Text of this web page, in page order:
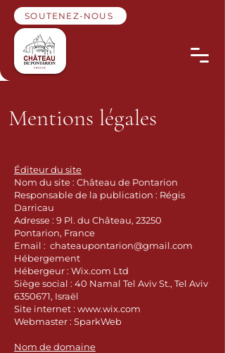
SOUTENEZ-NOUS
Mentions légales
Éditeur du site
Nom du site : Château de Pontarion
Responsable de la publication : Régis
Darricau
Adresse : 9 Pl. du Château, 23250
Pontarion, France
Email : chateaupontarion@gmail.com
Hébergement
Hébergeur : Wix.com Ltd
Siège social : 40 Namal Tel Aviv St., Tel Aviv
6350671, Israël
Site internet : www.wix.com
Webmaster : SparkWeb
Nom de domaine